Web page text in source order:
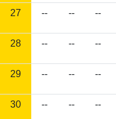
27 -- -- --
28 -- -- --
29 -- -- --
30 -- -- --